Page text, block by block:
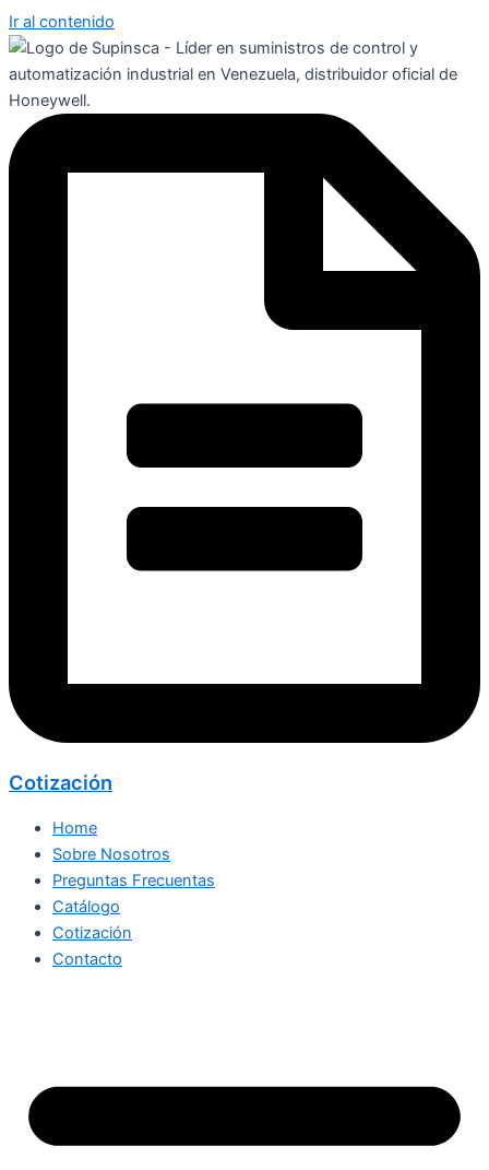
Ir al contenido
Cotización
Home
Sobre Nosotros
Preguntas Frecuentas
Catálogo
Cotización
Contacto